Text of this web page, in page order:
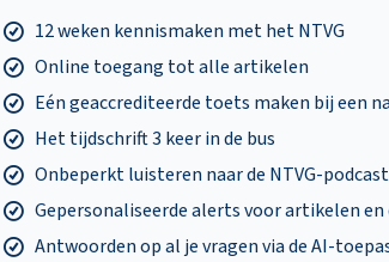
12 weken kennismaken met het NTVG
Online toegang tot alle artikelen
Eén geaccrediteerde toets maken bij een
Het tijdschrift 3 keer in de bus
Onbeperkt luisteren naar de NTVG-podcast
Gepersonaliseerde alerts voor artikelen en
Antwoorden op al je vragen via de AI-